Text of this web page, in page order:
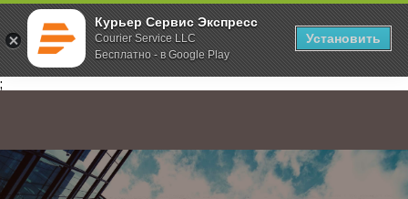
Курьер Сервис Экспресс
Courier Service LLC
Бесплатно - в Google Play
Установить
;
Главная О компании Новости Обязательное оформление